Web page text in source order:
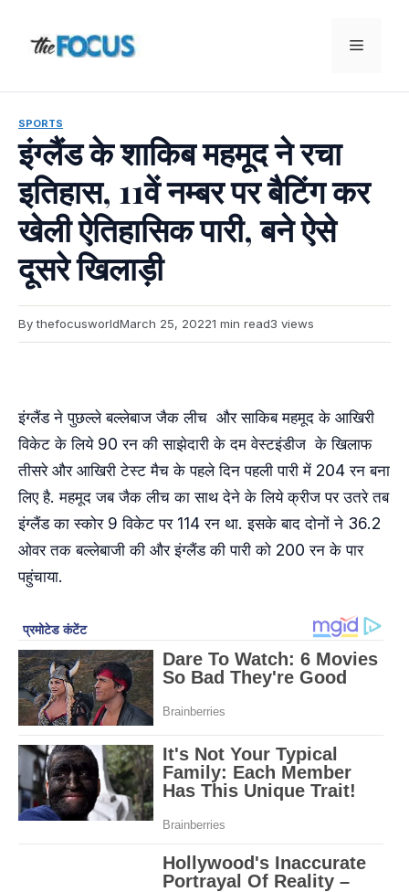
content
Menu
SPORTS
इंग्लैंड के शाकिब महमूद ने रचा
इतिहास, 11वें नम्बर पर बैटिंग कर
खेली ऐतिहासिक पारी, बने ऐसे
दूसरे खिलाड़ी
By thefocusworldMarch 25, 20221 min read3 views
इंग्‍लैंड ने पुछल्ले बल्लेबाज जैक लीच और साकिब महमूद के आखिरी
विकेट के लिये 90 रन की साझेदारी के दम वेस्‍टइंडीज के खिलाफ
तीसरे और आखिरी टेस्ट मैच के पहले दिन पहली पारी में 204 रन बना
लिए है. महमूद जब जैक लीच का साथ देने के लिये क्रीज पर उतरे तब
इंग्लैंड का स्कोर 9 विकेट पर 114 रन था. इसके बाद दोनों ने 36.2
ओवर तक बल्लेबाजी की और इंग्‍लैंड की पारी को 200 रन के पार
पहुंचाया.